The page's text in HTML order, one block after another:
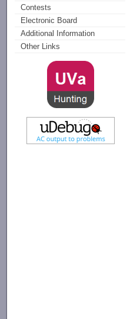
Contests
Electronic Board
Additional Information
Other Links